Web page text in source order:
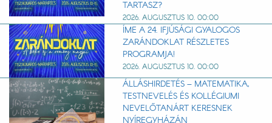
TARTASZ?
2026. AUGUSZTUS 10. 00:00
ÍME A 24. IFJÚSÁGI GYALOGOS
ZARÁNDOKLAT RÉSZLETES
PROGRAMJA!
2026. AUGUSZTUS 10. 00:00
ÁLLÁSHIRDETÉS – MATEMATIKA,
TESTNEVELÉS ÉS KOLLÉGIUMI
NEVELŐTANÁRT KERESNEK
NYÍREGYHÁZÁN